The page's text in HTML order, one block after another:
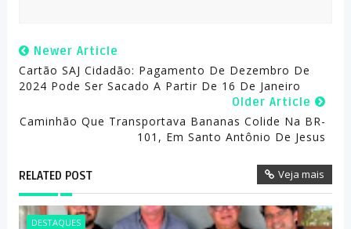
Newer Article
Cartão SAJ Cidadão: Pagamento De Dezembro De
2024 Pode Ser Sacado A Partir De 16 De Janeiro
Older Article
Caminhão Que Transportava Bananas Colide Na BR-
101, Em Santo Antônio De Jesus
RELATED POST Veja mais
DESTAQUES